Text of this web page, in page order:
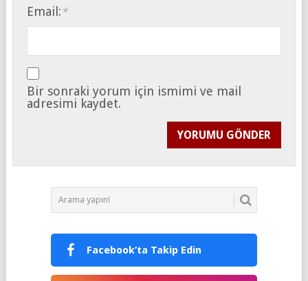
Email: *
Bir sonraki yorum için ismimi ve mail
adresimi kaydet.
Facebook’ta Takip Edin